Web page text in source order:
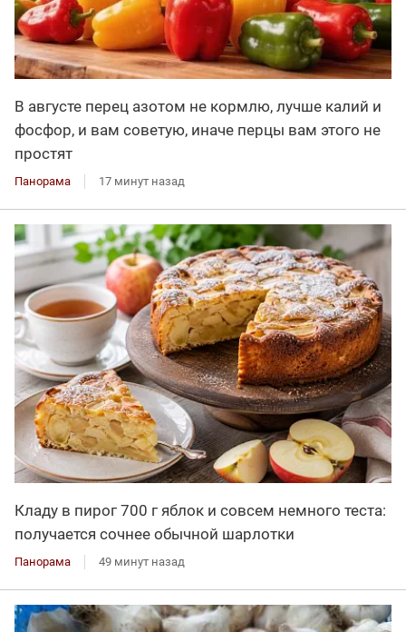
В августе перец азотом не кормлю, лучше калий и
фосфор, и вам советую, иначе перцы вам этого не
простят
Панорама 17 минут назад
Кладу в пирог 700 г яблок и совсем немного теста:
получается сочнее обычной шарлотки
Панорама 49 минут назад